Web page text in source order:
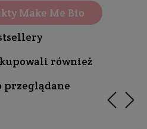
Make Me Bio
również
przeglądane